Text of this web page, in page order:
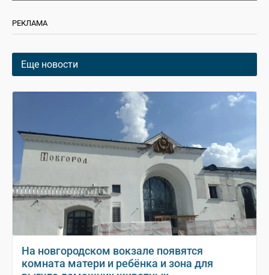
РЕКЛАМА
Еще новости
На новгородском вокзале появятся
комната матери и ребёнка и зона для